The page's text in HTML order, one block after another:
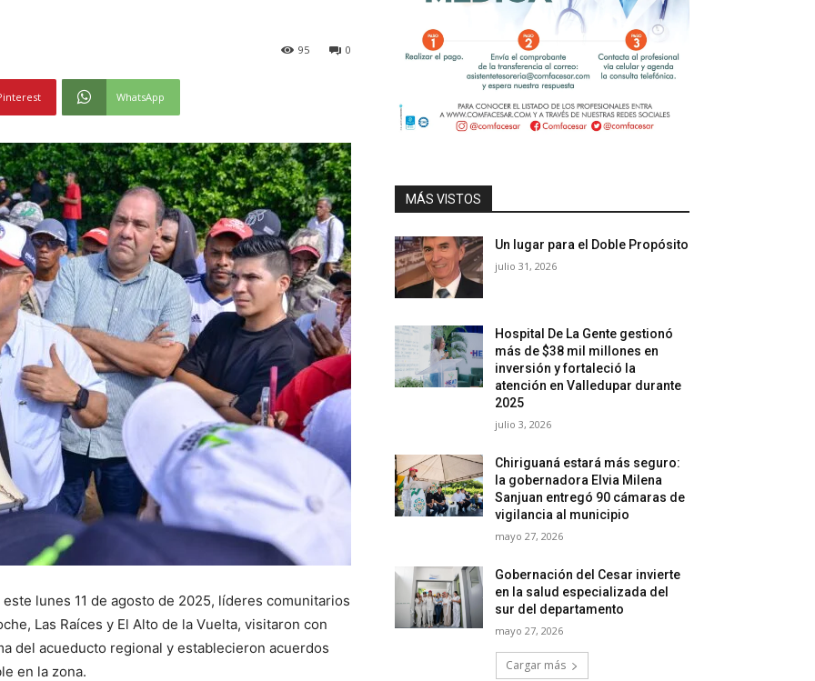
0
95
WhatsApp
lunes 11 de agosto de 2025, líderes comunitarios
Las Raíces y El Alto de la Vuelta, visitaron con
del acueducto regional y establecieron acuerdos
en la zona.
MÁS VISTOS
Un lugar para el Doble Propósito
julio 31, 2026
Hospital De La Gente gestionó
más de $38 mil millones en
inversión y fortaleció la
atención en Valledupar durante
2025
julio 3, 2026
Chiriguaná estará más seguro:
la gobernadora Elvia Milena
Sanjuan entregó 90 cámaras de
vigilancia al municipio
mayo 27, 2026
Gobernación del Cesar invierte
en la salud especializada del
sur del departamento
mayo 27, 2026
Cargar más